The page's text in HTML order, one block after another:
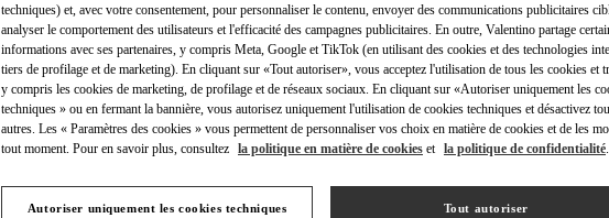
HEURES D'OUVERTURE
Jour de la semaineHeures
Dimanche 10:30 AM-7:30 PM
Lundi
10:30 AM-7:30 PM
Mardi
10:30 AM-7:30 PM
Mercredi
10:30 AM-7:30 PM
Jeudi
10:30 AM-7:30 PM
Vendredi 10:30 AM-7:30 PM
Samedi 7:30 PM
techniques) et, avec votre consentement, pour personnaliser le contenu, envoyer des communications publicitaires
analyser le comportement des utilisateurs et l'efficacité des campagnes publicitaires. En outre, Valentino partage
informations avec ses partenaires, y compris Meta, Google et TikTok (en utilisant des cookies et des technologies
tiers de profilage et de marketing). En cliquant sur «Tout autoriser», vous acceptez l'utilisation de tous les cookies et
y compris les cookies de marketing, de profilage et de réseaux sociaux. En cliquant sur «Autoriser uniquement les
techniques » ou en fermant la bannière, vous autorisez uniquement l'utilisation de cookies techniques et désactivez
autres. Les « Paramètres des cookies » vous permettent de personnaliser vos choix en matière de cookies et de les
tout moment. Pour en savoir plus, consultez la politique en matière de cookies et la politique de confidentialité
Autoriser uniquement les cookies techniques Tout autoriser